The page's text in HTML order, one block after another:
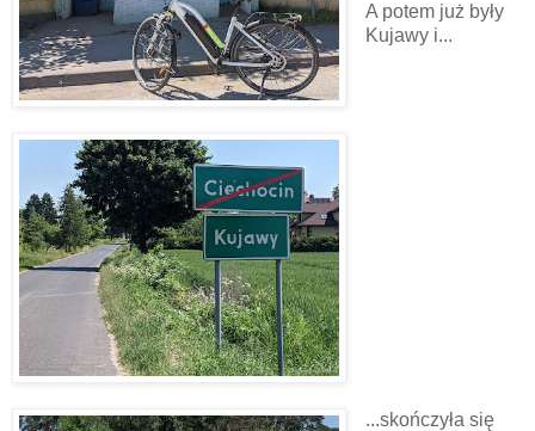
A potem już były
Kujawy i...
...skończyła się